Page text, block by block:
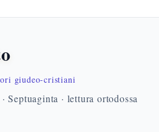
giudeo-cristiani
Septuaginta · lettura ortodossa